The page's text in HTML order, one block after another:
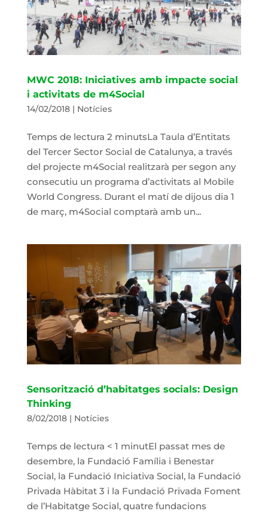
MWC 2018: Iniciatives amb impacte social
i activitats de m4Social
14/02/2018| Notícies
Temps de lectura 2 minutsLa Taula d’Entitats
del Tercer Sector Social de Catalunya, a través
del projecte m4Social realitzarà per segon any
consecutiu un programa d’activitats al Mobile
World Congress. Durant el matí de dijous dia 1
de març, m4Social comptarà amb un...
Sensorització d’habitatges socials: Design
Thinking
8/02/2018| Notícies
Temps de lectura < 1 minutEl passat mes de
desembre, la Fundació Família i Benestar
Social, la Fundació Iniciativa Social, la Fundació
Privada Hàbitat 3 i la Fundació Privada Foment
de l’Habitatge Social, quatre fundacions